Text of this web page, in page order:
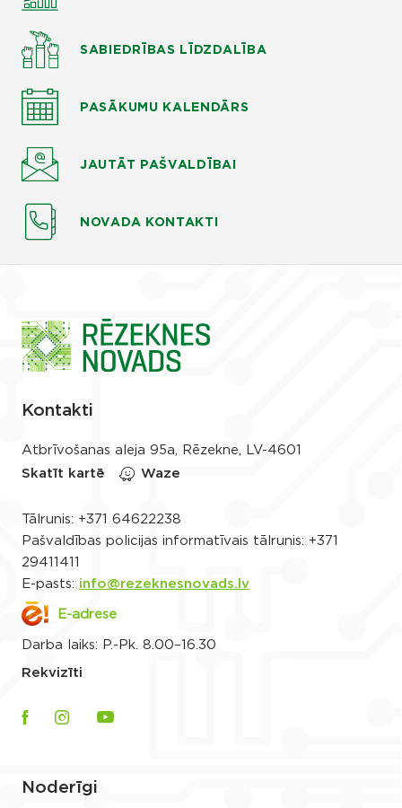
SABIEDRĪBAS LĪDZDALĪBA
PASĀKUMU KALENDĀRS
JAUTĀT PAŠVALDĪBAI
NOVADA KONTAKTI
Kontakti
Atbrīvošanas aleja 95a, Rēzekne, LV-4601
Skatīt kartē
Waze
Tālrunis: +371 64622238
Pašvaldības policijas informatīvais tālrunis: +371
29411411
E-pasts: info@rezeknesnovads.lv
E-adrese
Darba laiks: P.-Pk. 8.00–16.30
Rekvizīti
Noderīgi